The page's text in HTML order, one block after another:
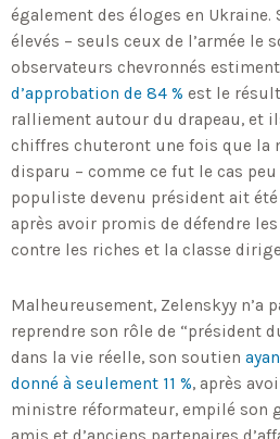
également des éloges en Ukraine.
élevés – seuls ceux de l’armée le
observateurs chevronnés
d’approbation de 84 % est le
ralliement autour du drapeau, et
chiffres chuteront une fois que la
disparu – comme ce fut le cas
populiste devenu président ait
après avoir promis de défendre
contre les riches et la classe
Malheureusement, Zelenskyy n’a
reprendre son rôle de “président
dans la vie réelle, son soutien
donné à seulement 11 %, après
ministre réformateur, empilé son